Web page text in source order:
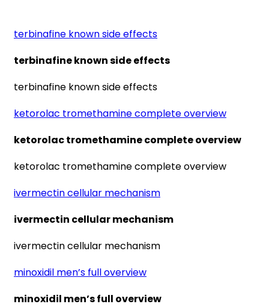
terbinafine known side effects
terbinafine known side effects
terbinafine known side effects
ketorolac tromethamine complete overview
ketorolac tromethamine complete overview
ketorolac tromethamine complete overview
ivermectin cellular mechanism
ivermectin cellular mechanism
ivermectin cellular mechanism
minoxidil men’s full overview
minoxidil men’s full overview